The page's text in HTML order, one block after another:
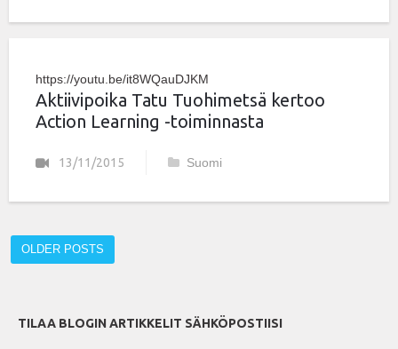
https://youtu.be/it8WQauDJKM
Aktiivipoika Tatu Tuohimetsä kertoo
Action Learning -toiminnasta
13/11/2015 Suomi
OLDER POSTS
TILAA BLOGIN ARTIKKELIT SÄHKÖPOSTIISI